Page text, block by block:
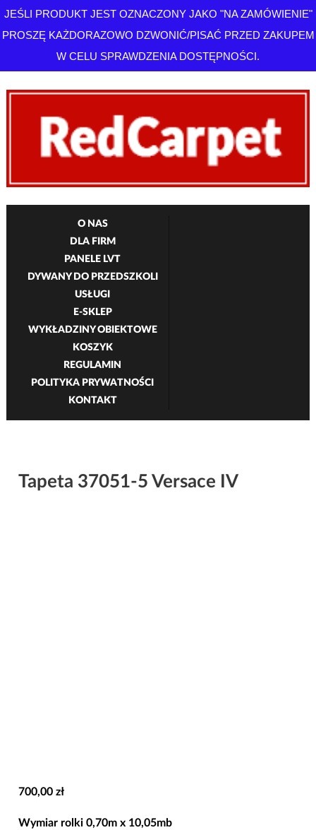
JEŚLI PRODUKT JEST OZNACZONY JAKO "NA ZAMÓWIENIE"
PROSZĘ KAŻDORAZOWO DZWONIĆ/PISAĆ PRZED ZAKUPEM
W CELU SPRAWDZENIA DOSTĘPNOŚCI.
O NAS
DLA FIRM
PANELE LVT
DYWANY DO PRZEDSZKOLI
USŁUGI
E-SKLEP
WYKŁADZINY OBIEKTOWE
KOSZYK
REGULAMIN
POLITYKA PRYWATNOŚCI
KONTAKT
Tapeta 37051-5 Versace IV
700,00 zł
Wymiar rolki 0,70m x 10,05mb